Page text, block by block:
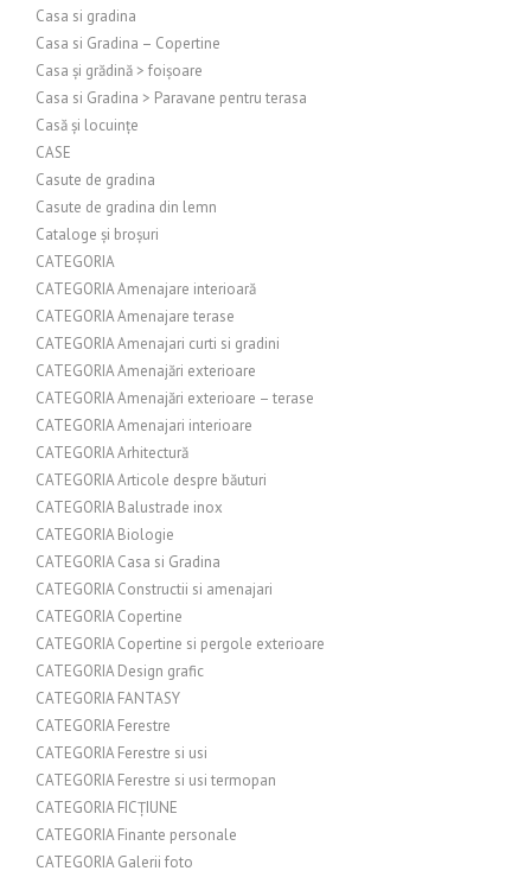
Casa si gradina
Casa si Gradina – Copertine
Casa și grădină > foișoare
Casa si Gradina > Paravane pentru terasa
Casă și locuințe
CASE
Casute de gradina
Casute de gradina din lemn
Cataloge și broșuri
CATEGORIA
CATEGORIA Amenajare interioară
CATEGORIA Amenajare terase
CATEGORIA Amenajari curti si gradini
CATEGORIA Amenajări exterioare
CATEGORIA Amenajări exterioare – terase
CATEGORIA Amenajari interioare
CATEGORIA Arhitectură
CATEGORIA Articole despre băuturi
CATEGORIA Balustrade inox
CATEGORIA Biologie
CATEGORIA Casa si Gradina
CATEGORIA Constructii si amenajari
CATEGORIA Copertine
CATEGORIA Copertine si pergole exterioare
CATEGORIA Design grafic
CATEGORIA FANTASY
CATEGORIA Ferestre
CATEGORIA Ferestre si usi
CATEGORIA Ferestre si usi termopan
CATEGORIA FICȚIUNE
CATEGORIA Finante personale
CATEGORIA Galerii foto